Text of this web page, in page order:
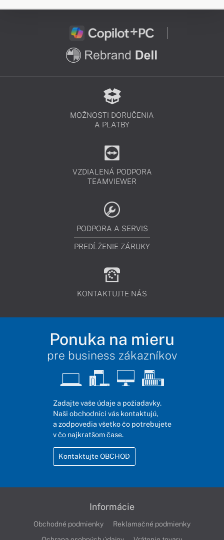
MOŽNOSTI DORUČENIA
A PLATBY
VZDIALENÁ PODPORA
TEAMVIEWER
PODPORA A SERVIS
PREDĹŽENIE ZÁRUKY
KONTAKTUJTE NÁS
Ponuka na mieru
pre business zákazníkov
Zadajte vaše údaje a požiadavky.
Naši obchodníci vás kontaktujú,
a zodpovedia všetko čo potrebujete
v čo najkratšom čase.
Kontaktujte OBCHOD
Informácie
Obchodné podmienky
Reklamačné podmienky